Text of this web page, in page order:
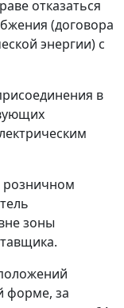
отказаться
(договора
энергии) с
в
розничном
зоны
форме, за